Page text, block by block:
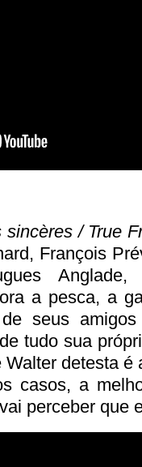
sincères / True
François
Anglade,
a pesca, a
seus
tudo sua
detesta é
casos, a
perceber que